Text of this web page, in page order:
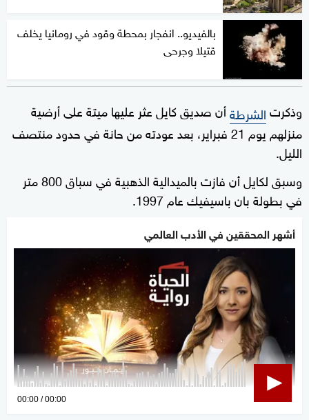
بالفيديو.. انفجار بمحطة وقود في رومانيا يخلف
قتيلا وجرحى
وذكرتالشرطةأن صديق كايل عثر عليها ميتة على أرضية
منزلهم يوم 21 فبراير، بعد عودته من حانة في حدود منتصف
الليل.
وسبق لكايل أن فازت بالميدالية الذهبية في سباق 800 متر
في بطولة بان باسيفيك عام 1997.
أشهر المحققين في الأدب العالمي
0
00:00 00:00